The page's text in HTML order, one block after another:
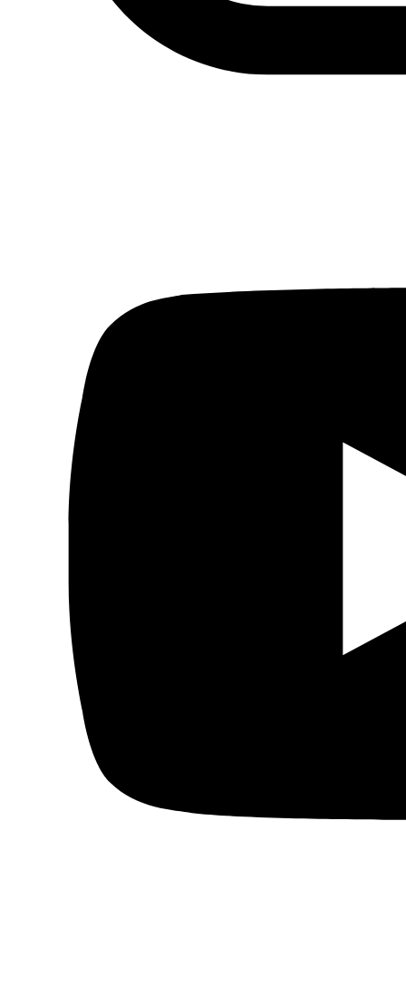
Artículos traducidos
Viñetas
Libertad de expresión
Actualidad de medios árabes
Países
© 2026 Fundación Al Fanar. Todos los derechos
reservados.
Aviso legal
Política de cookies
Términos y condiciones
Política de privacidad